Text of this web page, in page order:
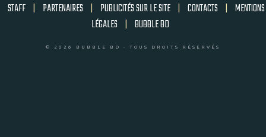
STAFF | PARTENAIRES | PUBLICITÉS SUR LE SITE | CONTACTS | MENTIONS
LÉGALES | BUBBLE BD
© 2026 BUBBLE BD - TOUS DROITS RÉSERVÉS